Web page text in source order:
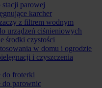
stacji parowej
karcher
z filtrem wodnym
urządzeń ciśnieniowych
środki czystości
w domu i ogrodzie
i czyszczenia
do froterki
do parownic